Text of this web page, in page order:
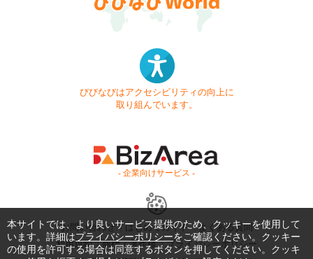
びびなびはアクセシビリティの向上に
取り組んでいます。
- 企業向けサービス -
お問い合わせ はじめてガイド
よくある質問
利用規約
商標・著作権 プライバシーポリシー
本サイトでは、より良いサービス提供のため、クッキーを使用して
います。詳細はプライバシーポリシーをご確認ください。クッキー
の使用を許可する場合は同意するボタンを押してください。クッキ